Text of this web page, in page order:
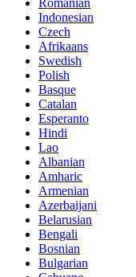
Romanian
Indonesian
Czech
Afrikaans
Swedish
Polish
Basque
Catalan
Esperanto
Hindi
Lao
Albanian
Amharic
Armenian
Azerbaijani
Belarusian
Bengali
Bosnian
Bulgarian